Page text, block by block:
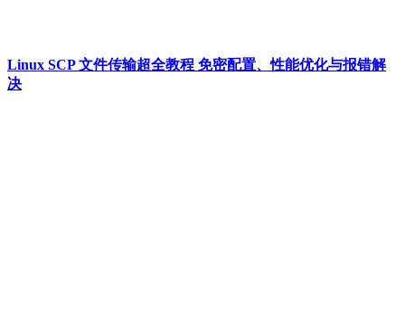
Linux SCP 文件传输超全教程 免密配置、性能优化与报错解
决